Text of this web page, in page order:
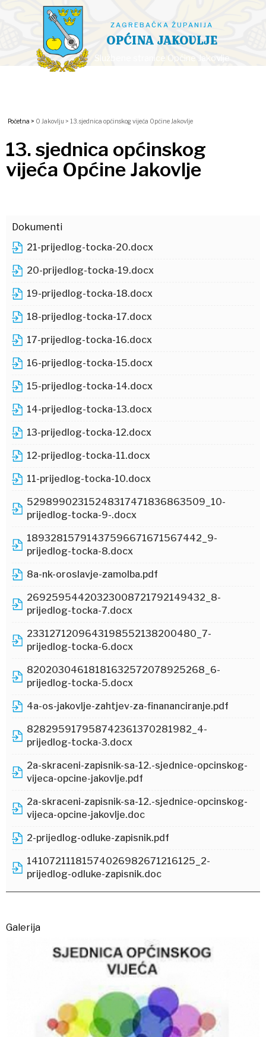
ZAGREBAČKA ŽUPANIJA
OPĆINA JAKOVLJE
Početna > O Jakovlju > 13. sjednica općinskog vijeća Općine Jakovlje
13. sjednica općinskog
vijeća Općine Jakovlje
Dokumenti
21-prijedlog-tocka-20.docx
20-prijedlog-tocka-19.docx
19-prijedlog-tocka-18.docx
18-prijedlog-tocka-17.docx
17-prijedlog-tocka-16.docx
16-prijedlog-tocka-15.docx
15-prijedlog-tocka-14.docx
14-prijedlog-tocka-13.docx
13-prijedlog-tocka-12.docx
12-prijedlog-tocka-11.docx
11-prijedlog-tocka-10.docx
52989902315248317471836863509_10-
prijedlog-tocka-9-.docx
18932815791437596671671567442_9-
prijedlog-tocka-8.docx
8a-nk-oroslavje-zamolba.pdf
26925954420323008721792149432_8-
prijedlog-tocka-7.docx
2331271209643198552138200480_7-
prijedlog-tocka-6.docx
82020304618181632572078925268_6-
prijedlog-tocka-5.docx
4a-os-jakovlje-zahtjev-za-finananciranje.pdf
828295917958742361370281982_4-
prijedlog-tocka-3.docx
2a-skraceni-zapisnik-sa-12.-sjednice-opcinskog-
vijeca-opcine-jakovlje.pdf
2a-skraceni-zapisnik-sa-12.-sjednice-opcinskog-
vijeca-opcine-jakovlje.doc
2-prijedlog-odluke-zapisnik.pdf
14107211181574026982671216125_2-
prijedlog-odluke-zapisnik.doc
Galerija